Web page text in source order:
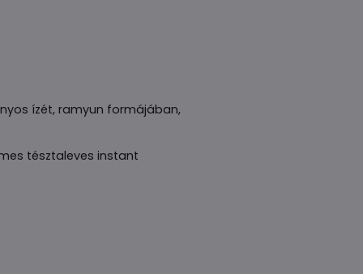
ízét, ramyun formájában,
tésztaleves instant